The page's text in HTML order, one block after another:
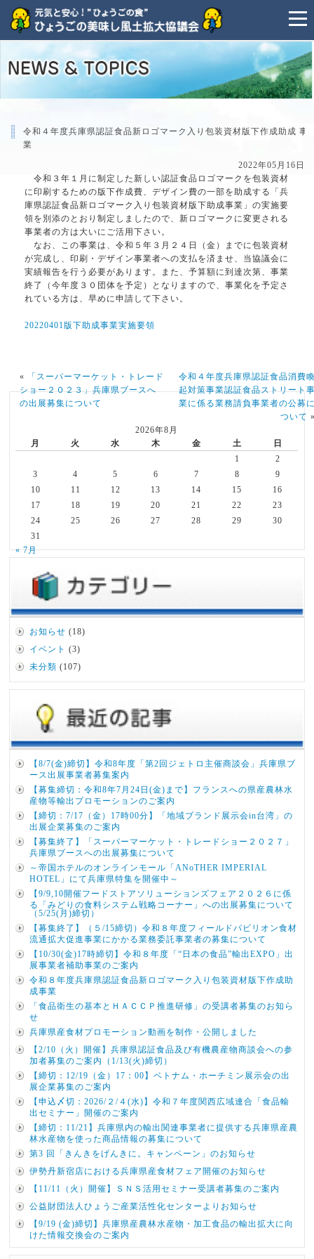
令和４年度兵庫県認証食品新ロゴマーク入り包装資材版下作成助成 事
業
2022年05月16日
令和３年１月に制定した新しい認証食品ロゴマークを包装資材
に印刷するための版下作成費、デザイン費の一部を助成する「兵
庫県認証食品新ロゴマーク入り包装資材版下助成事業」の実施要
領を別添のとおり制定しましたので、新ロゴマークに変更される
事業者の方は大いにご活用下さい。
なお、この事業は、令和５年３月２４日（金）までに包装資材
が完成し、印刷・デザイン事業者への支払を済ませ、当協議会に
実績報告を行う必要があります。また、予算額に到達次第、事業
終了（今年度３０団体を予定）となりますので、事業化を予定さ
れている方は、早めに申請して下さい。
20220401版下助成事業実施要領
«
「スーパーマーケット・トレード
ショー２０２３」兵庫県ブースへ
の出展募集について
令和４年度兵庫県認証食品消費
起対策事業認証食品ストリート
業に係る業務請負事業者の公募
ついて
2026年8月
月
火 水 木 金 土
日
1
2
3
4 5 6 7 8
9
10
11 12 13 14 15
16
17
18 19 20 21 22
23
24
25 26 27 28 29
30
31
« 7月
お知らせ (18)
イベント (3)
未分類 (107)
【8/7(金)締切】令和8年度「第2回ジェトロ主催商談会」兵庫県ブ
ース出展事業者募集案内
【募集締切：令和8年7月24日(金)まで】フランスへの県産農林水
産物等輸出プロモーションのご案内
【締切：7/17（金）17時00分】「地域ブランド展示会in台湾」の
出展企業募集のご案内
【募集終了】「スーパーマーケット・トレードショー２０２７」
兵庫県ブースへの出展募集について
～帝国ホテルのオンラインモール「ANoTHER IMPERIAL
HOTEL」にて兵庫県特集を開催中～
【9/9,10開催フードストアソリューションズフェア２０２６に係
る「みどりの食料システム戦略コーナー」への出展募集について
（5/25(月)締切）
【募集終了】（５/15締切）令和８年度フィールドパビリオン食材
流通拡大促進事業にかかる業務委託事業者の募集について
【10/30(金)17時締切】令和８年度「“日本の食品”輸出EXPO」出
展事業者補助事業のご案内
令和８年度兵庫県認証食品新ロゴマーク入り包装資材版下作成助
成事業
「食品衛生の基本とＨＡＣＣＰ推進研修」の受講者募集のお知ら
せ
兵庫県産食材プロモーション動画を制作・公開しました
【2/10（火）開催】兵庫県認証食品及び有機農産物商談会への参
加者募集のご案内（1/13(火)締切）
【締切：12/19（金）17：00】ベトナム・ホーチミン展示会の出
展企業募集のご案内
【申込〆切：2026/２/４(水)】令和７年度関西広域連合「食品輸
出セミナー」開催のご案内
【締切：11/21】兵庫県内の輸出関連事業者に提供する兵庫県産農
林水産物を使った商品情報の募集について
第3 回「きんきをげんきに。キャンペーン」のお知らせ
伊勢丹新宿店における兵庫県産食材フェア開催のお知らせ
【11/11（火）開催】ＳＮＳ活用セミナー受講者募集のご案内
公益財団法人ひょうご産業活性化センターよりお知らせ
【9/19 (金)締切】兵庫県産農林水産物・加工食品の輸出拡大に向
けた情報交換会のご案内